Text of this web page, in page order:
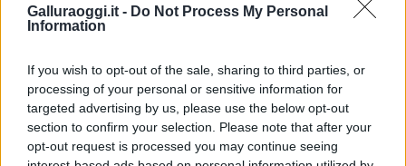
Galluraoggi.it - Do Not Process My Personal
Information
If you wish to opt-out of the sale, sharing to third parties, or
processing of your personal or sensitive information for
targeted advertising by us, please use the below opt-out
section to confirm your selection. Please note that after your
opt-out request is processed you may continue seeing
Ricevi le nostre ultime news
daGoogle News